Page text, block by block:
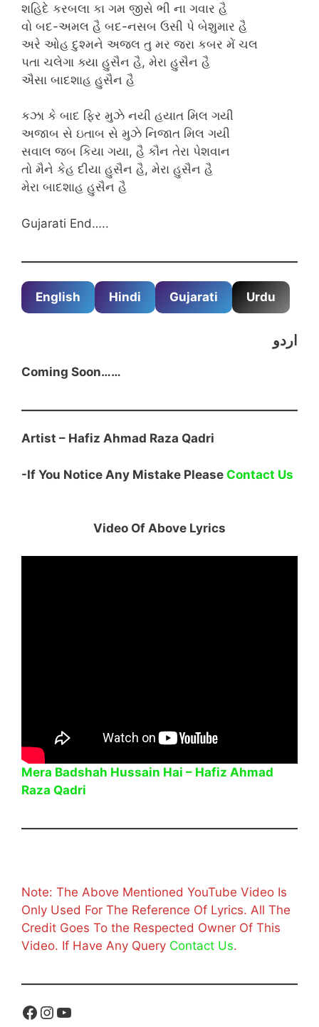
શહિદે કરબલા કા ગમ જીસે ભી ના ગવાર હૈ
વો બદ-અમલ હૈ બદ-નસબ ઉસી પે બેશુમાર હૈ
અરે ઓહ દુશ્મને અજલ તુ મર જરા કબર મેં ચલ
પતા ચલેગા ક્યા હુસૈન હૈ, મેરા હુસૈન હૈ
ઐસા બાદશાહ હુસૈન હૈ
કઝા કે બાદ ફિર મુઝે નયી હયાત મિલ ગયી
અજાબ સે ઇતાબ સે મુઝે નિજાત મિલ ગયી
સવાલ જબ કિયા ગયા, હૈ કૌન તેરા પેશવાન
તો મૈને કેહ દીયા હુસૈન હૈ, મેરા હુસૈન હૈ
મેરા બાદશાહ હુસૈન હૈ
Gujarati End…..
English Hindi Gujarati Urdu
اردو
Coming Soon……
Artist – Hafiz Ahmad Raza Qadri
-If You Notice Any Mistake Please Contact Us
Video Of Above Lyrics
Mera Badshah Hussain Hai – Hafiz Ahmad
Raza Qadri
Note: The Above Mentioned YouTube Video Is
Only Used For The Reference Of Lyrics. All The
Credit Goes To the Respected Owner Of This
Video. If Have Any Query Contact Us.
Facebook
Instagram
YouTube